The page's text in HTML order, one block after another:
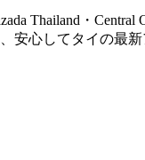
Thailand・
安心してタイの最